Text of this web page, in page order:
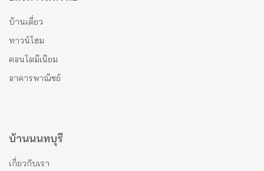
บ้านเดี่ยว
ทาวน์โฮม
คอนโดมีเนียม
อาคารพาณิชย์
บ้านนนทบุรี
เกี่ยวกับเรา